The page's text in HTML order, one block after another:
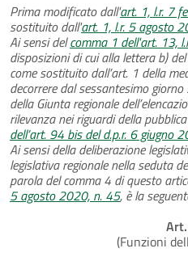
Prima modificato dall'art. 1, l.r. 7
sostituito dall'art. 1, l.r. 5 agosto
Ai sensi delcomma 1 dell'art. 13,
disposizioni di cui alla lettera b)
come sostituito dall’art. 1 della
decorrere dal sessantesimo
della Giunta regionale
rilevanza nei riguardi della
dell’art. 94 bis del d.p.r. 6 giugno
Ai sensi della deliberazione
legislativa regionale nella seduta
parola del comma 4 di questo
5 agosto 2020, n. 45, è la
(Funzioni